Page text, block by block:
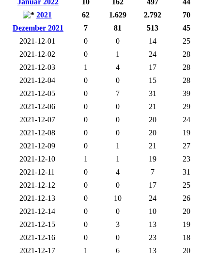
Januar 2022
10 162 497
44
2021
62 1.629 2.792
70
Dezember 2021
7 81 513
45
2021-12-01
0 0 14
25
2021-12-02
0 1 24
28
2021-12-03
1 4 17
28
2021-12-04
0 0 15
28
2021-12-05
0 7 31
39
2021-12-06
0 0 21
29
2021-12-07
0 0 20
24
2021-12-08
0 0 20
19
2021-12-09
0 1 21
27
2021-12-10
1 1 19
23
2021-12-11
0 4 7
31
2021-12-12
0 0 17
25
2021-12-13
0 10 24
26
2021-12-14
0 0 10
20
2021-12-15
0 3 13
19
2021-12-16
0 0 23
18
2021-12-17
1 6 13 20